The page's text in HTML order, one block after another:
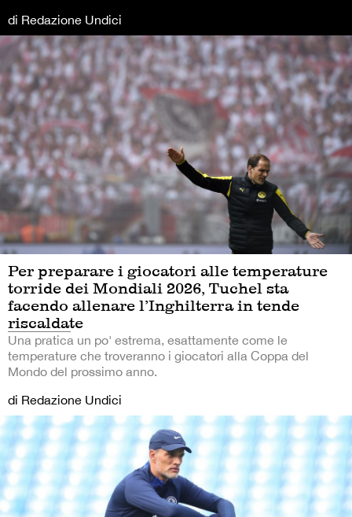
di Redazione Undici
Per preparare i giocatori alle temperature
torride dei Mondiali 2026, Tuchel sta
facendo allenare l’Inghilterra in tende
riscaldate
Una pratica un po' estrema, esattamente come le
temperature che troveranno i giocatori alla Coppa del
Mondo del prossimo anno.
di Redazione Undici